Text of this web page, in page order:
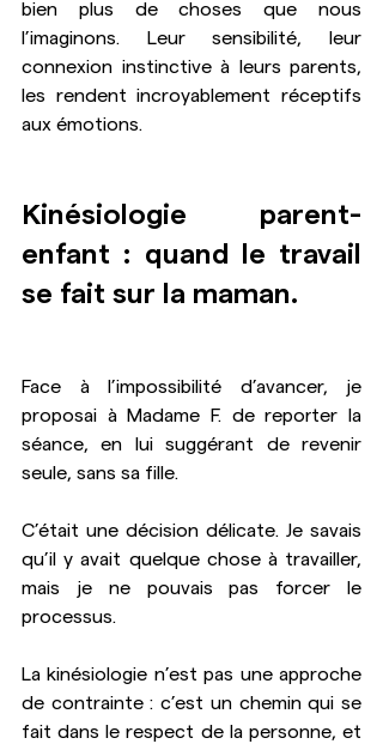
bien plus de choses que nous
l’imaginons. Leur sensibilité, leur
connexion instinctive à leurs parents,
les rendent incroyablement réceptifs
aux émotions.
Kinésiologie parent-
enfant : quand le travail
se fait sur la maman.
Face à l’impossibilité d’avancer, je
proposai à Madame F. de reporter la
séance, en lui suggérant de revenir
seule, sans sa fille.
C’était une décision délicate. Je savais
qu’il y avait quelque chose à travailler,
mais je ne pouvais pas forcer le
processus.
La kinésiologie n’est pas une approche
de contrainte : c’est un chemin qui se
fait dans le respect de la personne, et